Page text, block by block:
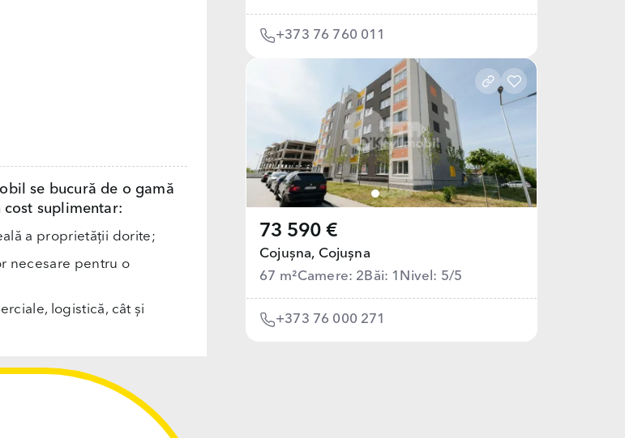
se bucură de o gamă
suplimentar:
a proprietății dorite;
necesare pentru o
logistică, cât și
+373 76 760 011
73 590 €
Cojușna, Cojușna
67 m²Camere: 2 Băi: 1 Nivel: 5/5
+373 76 000 271